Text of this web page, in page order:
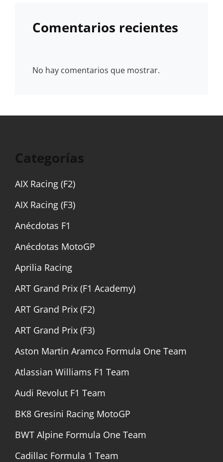
Comentarios recientes
No hay comentarios que mostrar.
Categorías
AIX Racing (F2)
AIX Racing (F3)
Anécdotas F1
Anécdotas MotoGP
Aprilia Racing
ART Grand Prix (F1 Academy)
ART Grand Prix (F2)
ART Grand Prix (F3)
Aston Martin Aramco Formula One Team
Atlassian Williams F1 Team
Audi Revolut F1 Team
BK8 Gresini Racing MotoGP
BWT Alpine Formula One Team
Cadillac Formula 1 Team